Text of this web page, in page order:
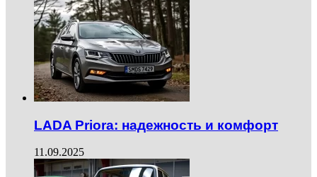
LADA Priora: надежность и комфорт
11.09.2025